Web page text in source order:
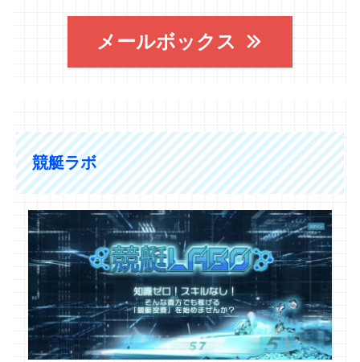
メールボックス
競艇ラボ